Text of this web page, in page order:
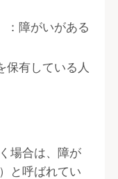
：障がいがある
保有している人
場合は、障が
と呼ばれてい